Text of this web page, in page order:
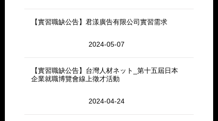
【實習職缺公告】君漾廣告有限公司實習需求
2024-05-07
【實習職缺公告】台灣人材ネット_第十五屆日本
企業就職博覽會線上徵才活動
2024-04-24